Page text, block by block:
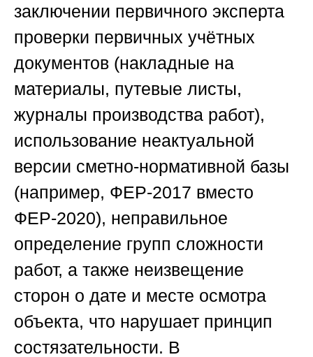
заключении первичного эксперта
проверки первичных учётных
документов (накладные на
материалы, путевые листы,
журналы производства работ),
использование неактуальной
версии сметно-нормативной базы
(например, ФЕР-2017 вместо
ФЕР-2020), неправильное
определение групп сложности
работ, а также неизвещение
сторон о дате и месте осмотра
объекта, что нарушает принцип
состязательности. В